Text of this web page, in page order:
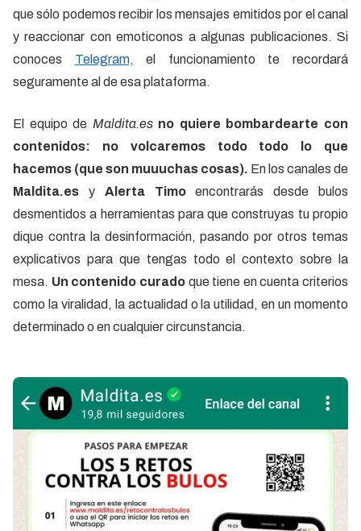
que sólo podemos recibir los mensajes emitidos por el canal
y reaccionar con emoticonos a algunas publicaciones. Si
conoces Telegram, el funcionamiento te recordará
seguramente al de esa plataforma.
El equipo de Maldita.es no quiere bombardearte con
contenidos: no volcaremos todo todo lo que
hacemos (que son muuuchas cosas). En los canales de
Maldita.es y Alerta Timoencontrarás desde bulos
desmentidos a herramientas para que construyas tu propio
dique contra la desinformación, pasando por otros temas
explicativos para que tengas todo el contexto sobre la
mesa. Un contenido curado que tiene en cuenta criterios
como la viralidad, la actualidad o la utilidad, en un momento
determinado o en cualquier circunstancia.